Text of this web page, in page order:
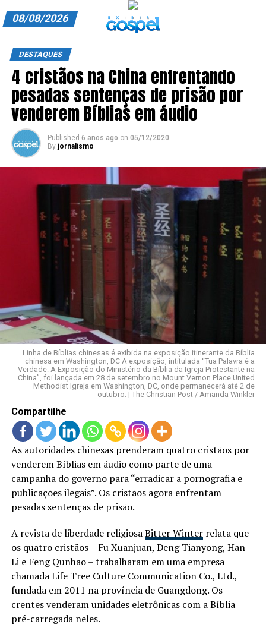
ANUNCIE CONOSCO
ASSINE
CARRINHO
EDITORIAL
FINALIZAR COMPRA
08/08/2026
DESTAQUES
4 cristãos na China enfrentando
pesadas sentenças de prisão por
venderem Bíblias em áudio
Published 6 anos ago on 05/12/2020
By jornalismo
Linha de Bíblias chinesas é exibida na exposição itinerante da Bíblia
chinesa em Washington, DC A exposição, intitulada “Tua Palavra é a
Verdade: A Exposição do Ministério da Bíblia da Igreja Protestante na
China”, foi lançada em 28 de setembro no Mount Vernon Place United
Methodist Igreja em Washington, DC, onde permanecerá até 2 de
outubro. | The Christian Post / Amanda Winkler
Compartilhe
As autoridades chinesas prenderam quatro cristãos por
venderem Bíblias em áudio como parte de uma
campanha do governo para “erradicar a pornografia e
publicações ilegais”. Os cristãos agora enfrentam
pesadas sentenças de prisão.
A revista de liberdade religiosaBitter Winterrelata que
os quatro cristãos – Fu Xuanjuan, Deng Tianyong, Han
Li e Feng Qunhao – trabalharam em uma empresa
chamada Life Tree Culture Communication Co., Ltd.,
fundada em 2011 na província de Guangdong. Os
crentes venderam unidades eletrônicas com a Bíblia
pré-carregada neles.